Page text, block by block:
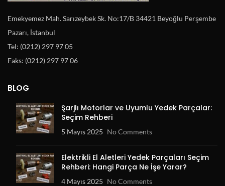
Emekyemez Mah. Sarızeybek Sk. No:17/B 34421 Beyoğlu Perşembe
Pazarı, İstanbul
Tel: (0212) 297 97 05
Faks: (0212) 297 97 06
BLOG
Şarjlı Motorlar ve Uyumlu Yedek Parçalar:
Seçim Rehberi
5 Mayıs 2025 No Comments
Elektrikli El Aletleri Yedek Parçaları Seçim
Rehberi: Hangi Parça Ne İşe Yarar?
4 Mayıs 2025 No Comments